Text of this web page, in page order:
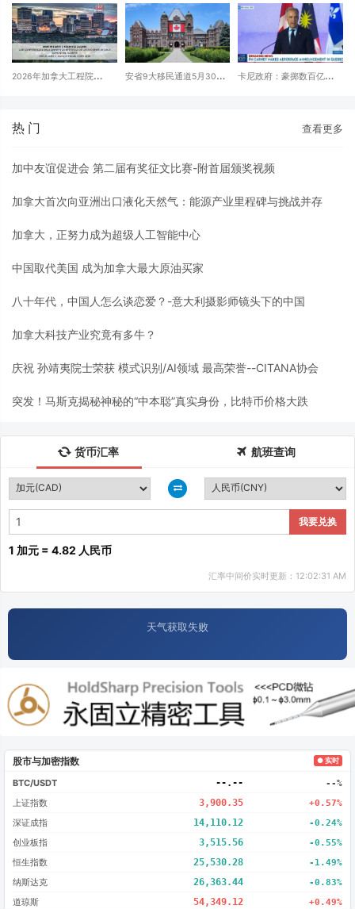
与中国汽车公司合作，向世
界各地出口电动汽车
时5个月破译
2026年加拿大工程院
安省9大移民通道5月30日
卡尼政府：豪掷数百亿签-
热 门 查看更多
加中友谊促进会 第二届有奖征文比赛-附首届颁奖视频
加拿大首次向亚洲出口液化天然气：能源产业里程碑与挑战并存
加拿大，正努力成为超级人工智能中心
中国取代美国 成为加拿大最大原油买家
八十年代，中国人怎么谈恋爱？-意大利摄影师镜头下的中国
加拿大科技产业究竟有多牛？
庆祝 孙靖夷院士荣获 模式识别/AI领域 最高荣誉--CITANA协会
突发！马斯克揭秘神秘的“中本聪”真实身份，比特币价格大跌
货币汇率 航班查询
我要兑换
1 加元 = 4.82 人民币
汇率中间价实时更新：12:02:31 AM
天气获取失败
股市与加密指数 ● 实时
BTC/USDT --.-- --%
上证指数 3,900.35 +0.57%
深证成指 14,110.12 -0.24%
创业板指 3,515.56 -0.55%
恒生指数 25,530.28 -1.49%
纳斯达克 26,363.44 -0.83%
道琼斯 54,349.12 +0.49%